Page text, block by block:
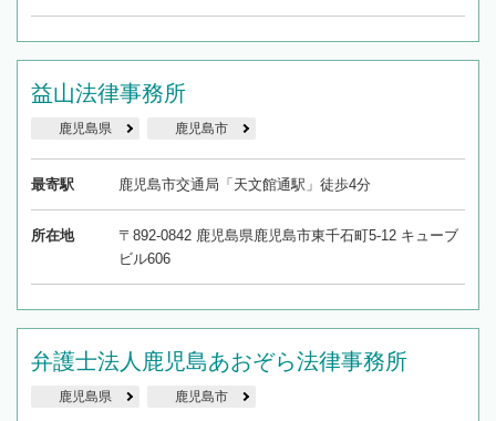
益山法律事務所
鹿児島県 鹿児島市
最寄駅 鹿児島市交通局「天文館通駅」徒歩4分
所在地
〒892-0842 鹿児島県鹿児島市東千石町5-12 キューブ
ビル606
弁護士法人鹿児島あおぞら法律事務所
鹿児島県 鹿児島市